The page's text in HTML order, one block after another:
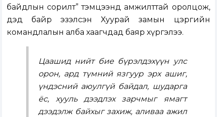
байдлын сорилт” тэмцээнд амжилттай оролцож,
дэд байр эзэлсэн Хуурай замын цэргийн
командлалын алба хаагчдад баяр хүргэлээ.
Цаашид нийт бие бүрэлдэхүүн улс
орон, ард түмний язгуур эрх ашиг,
үндэсний аюулгүй байдал, шударга
ёс, хууль дээдлэх зарчмыг ямагт
дээдэлж байхыг захиж, аливаа ажил